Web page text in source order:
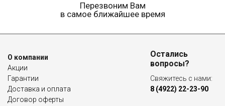
Перезвоним Вам
в самое ближайшее время
О компании
Акции
Гарантии
Доставка и оплата
Договор оферты
Остались
вопросы?
Свяжитесь с нами:
8 (4922) 22-23-90